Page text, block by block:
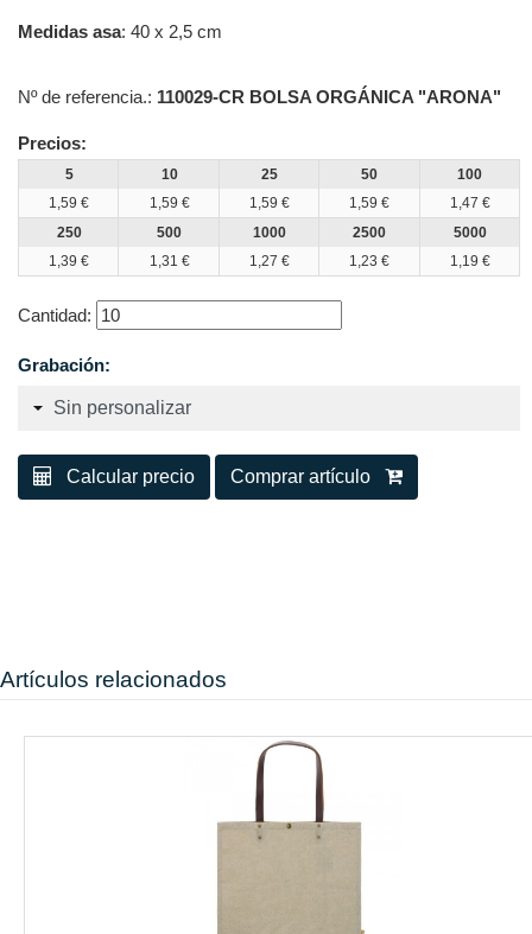
Medidas asa: 40 x 2,5 cm
Nº de referencia.: 110029-CR BOLSA ORGÁNICA "ARONA"
Precios:
5
1,59 €
10
1,59 €
25
1,59 €
50
1,59 €
100
1,47 €
250
1,39 €
500
1,31 €
1000
1,27 €
2500
1,23 €
5000
1,19 €
Cantidad:
Grabación:
Calcular precio Comprar artículo
Artículos relacionados